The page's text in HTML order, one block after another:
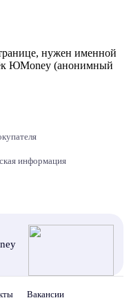
нужен именной
ЮMoney (анонимный
информация
Вакансии